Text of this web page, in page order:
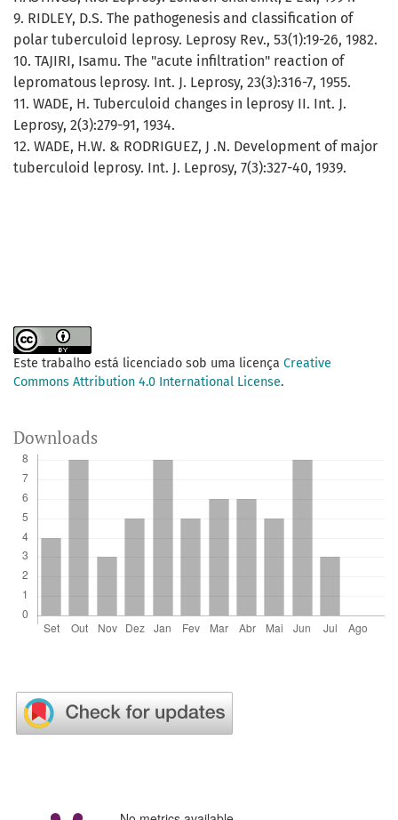
9. RIDLEY, D.S. The pathogenesis and classification of
polar tuberculoid leprosy. Leprosy Rev., 53(1):19-26, 1982.
10. TAJIRI, Isamu. The "acute infiltration" reaction of
lepromatous leprosy. Int. J. Leprosy, 23(3):316-7, 1955.
11. WADE, H. Tuberculoid changes in leprosy II. Int. J.
Leprosy, 2(3):279-91, 1934.
12. WADE, H.W. & RODRIGUEZ, J .N. Development of major
tuberculoid leprosy. Int. J. Leprosy, 7(3):327-40, 1939.
Este trabalho está licenciado sob uma licença Creative
Commons Attribution 4.0 International License.
Downloads